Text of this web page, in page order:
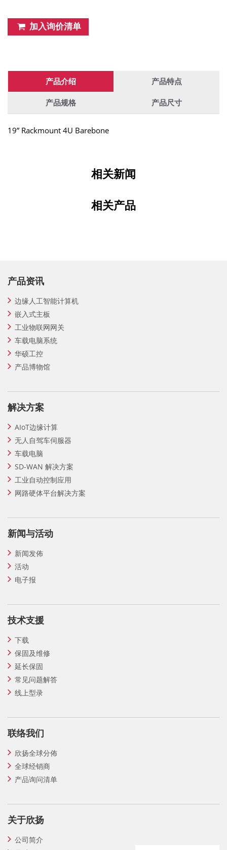
加入询价清单
产品介绍 产品特点
产品规格 产品尺寸
19” Rackmount 4U Barebone
相关新闻
相关产品
产品资讯
边缘人工智能计算机
嵌入式主板
工业物联网网关
车载电脑系统
华硕工控
产品博物馆
解决方案
AIoT边缘计算
无人自驾车伺服器
车载电脑
SD-WAN 解决方案
工业自动控制应用
网路硬体平台解决方案
新闻与活动
新闻发佈
活动
电子报
技术支援
下载
保固及维修
延长保固
常见问题解答
线上型录
联络我们
欣扬全球分佈
全球经销商
产品询问清单
关于欣扬
公司简介